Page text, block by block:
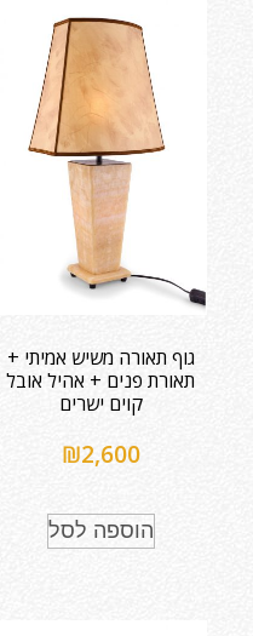
גוף תאורה משיש אמיתי +
תאורת פנים + אהיל אובל
קוים ישרים
₪2,600
הוספה לסל